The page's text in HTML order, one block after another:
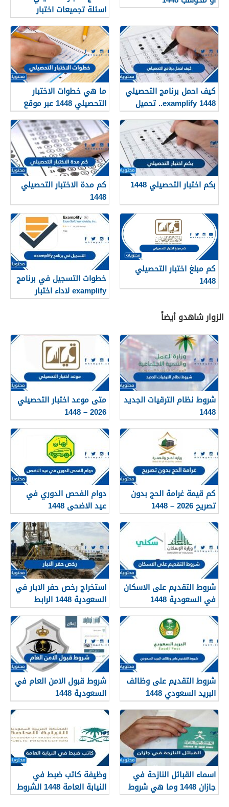
اسئلة تجميعات اختبار
التحصيلي علمي ادبي
متوقعة 1448
كيف احمل برنامج التحصيلي
examplify 1448.. تحميل
برنامج التحصيلي
ما هي خطوات الاختبار
التحصيلي 1448 عبر موقع
قياس
بكم اختبار التحصيلي 1448
كم مدة الاختبار التحصيلي
1448
كم مبلغ اختبار التحصيلي
1448
خطوات التسجيل في برنامج
examplify لاداء اختبار
التحصيلي عن بعد 1448
الزوار شاهدو أيضاً
شروط نظام الترقيات الجديد
1448
متى موعد اختبار التحصيلي
2026 – 1448
كم قيمة غرامة الحج بدون
تصريح 2026 – 1448
دوام الفحص الدوري في
عيد الاضحى 1448
شروط التقديم على الاسكان
في السعودية 1448
استخراج رخص حفر الابار في
السعودية 1448 الرابط
والشروط بالتفصيل
شروط التقديم على وظائف
البريد السعودي 1448
شروط قبول الامن العام في
السعودية 1448
اسماء القبائل النازحة في
جازان 1448 وما هي شروط
تجنيسها
وظيفة كاتب ضبط في
النيابة العامة 1448 الشروط
وطريقة التقديم